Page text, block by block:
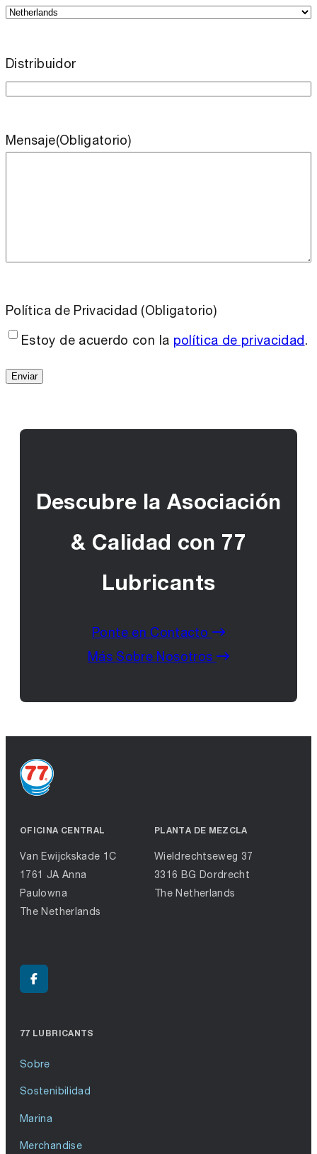
Distribuidor
Mensaje(Obligatorio)
Política de Privacidad (Obligatorio)
Estoy de acuerdo con la política de privacidad.
Descubre la Asociación
& Calidad con 77
Lubricants
Ponte en Contacto
Más Sobre Nosotros
OFICINA CENTRAL
Van Ewijckskade 1C
1761 JA Anna
Paulowna
The Netherlands
PLANTA DE MEZCLA
Wieldrechtseweg 37
3316 BG Dordrecht
The Netherlands
77 LUBRICANTS
Sobre
Sostenibilidad
Marina
Merchandise